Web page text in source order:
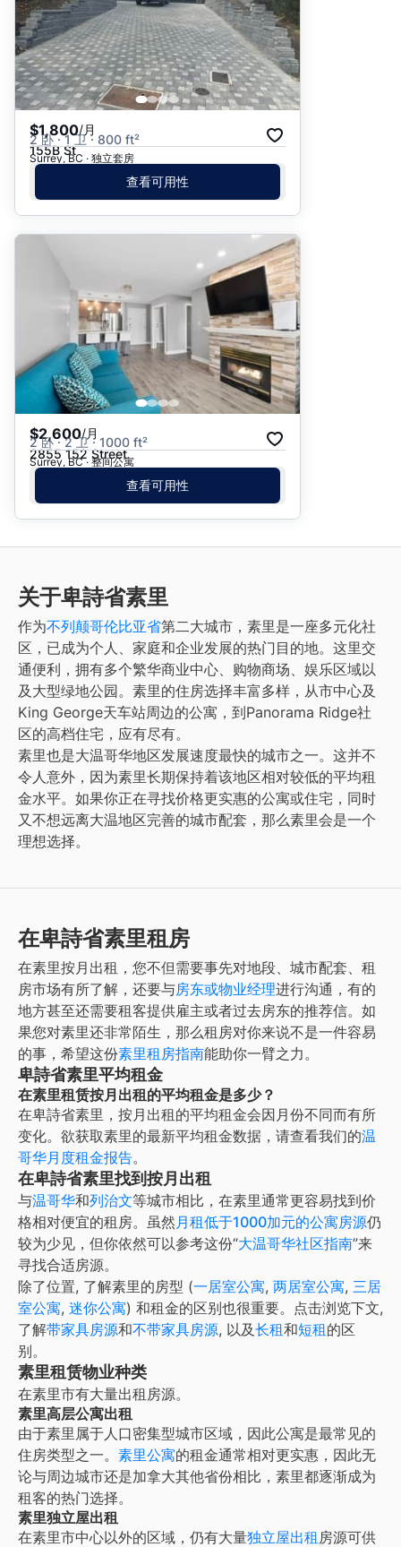
$1,800/月
2 卧 · 1 卫 · 800 ft²
155B St
Surrey, BC · 独立套房
查看可用性
$2,600/月
2 卧 · 2 卫 · 1000 ft²
2855 152 Street
Surrey, BC · 整间公寓
查看可用性
关于卑詩省素里
作为不列颠哥伦比亚省第二大城市，素里是一座多元化社
区，已成为个人、家庭和企业发展的热门目的地。这里交
通便利，拥有多个繁华商业中心、购物商场、娱乐区域以
及大型绿地公园。素里的住房选择丰富多样，从市中心及
King George天车站周边的公寓，到Panorama Ridge社
区的高档住宅，应有尽有。
素里也是大温哥华地区发展速度最快的城市之一。这并不
令人意外，因为素里长期保持着该地区相对较低的平均租
金水平。如果你正在寻找价格更实惠的公寓或住宅，同时
又不想远离大温地区完善的城市配套，那么素里会是一个
理想选择。
在卑詩省素里租房
在素里按月出租 ，您不但需要事先对地段、城市配套、租
房市场有所了解，还要与房东或物业经理进行沟通，有的
地方甚至还需要租客提供雇主或者过去房东的推荐信。如
果您对素里还非常陌生，那么租房对你来说不是一件容易
的事，希望这份素里租房指南能助你一臂之力。
卑詩省素里平均租金
在素里租赁按月出租的平均租金是多少？
在卑詩省素里 ， 按月出租的平均租金会因月份不同而有所
变化。欲获取素里的最新平均租金数据，请查看我们的温
哥华月度租金报告。
在卑詩省素里找到按月出租
与温哥华和列治文等城市相比，在素里通常更容易找到价
格相对便宜的租房。虽然 月租低于1000加元的公寓房源仍
较为少见，但你依然可以参考这份“大温哥华社区指南”来
寻找合适房源。
除了位置, 了解素里的房型 (一居室公寓, 两居室公寓, 三居
室公寓, 迷你公寓) 和租金的区别也很重要。点击浏览下文,
了解带家具房源和不带家具房源, 以及长租和短租的区
别。
素里租赁物业种类
在素里市有大量出租房源。
素里高层公寓出租
由于素里属于人口密集型城市区域，因此公寓是最常见的
住房类型之一。 素里公寓的租金通常相对更实惠，因此无
论与周边城市还是加拿大其他省份相比，素里都逐渐成为
租客的热门选择。
素里独立屋出租
在素里市中心以外的区域，仍有大量独立屋出租 房源可供